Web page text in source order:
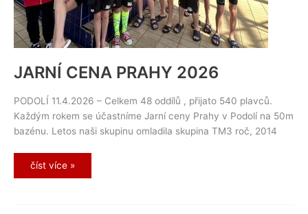
JARNÍ CENA PRAHY 2026
PODOLÍ 11.4.2026 – Celkem 48 oddílů , přijato 540 plavců.
Každým rokem se účastníme Jarní ceny Prahy v Podolí na 50m
bazénu. Letos naši skupinu omladila skupina TM3 roč, 2014
JARNÍ
číst více »